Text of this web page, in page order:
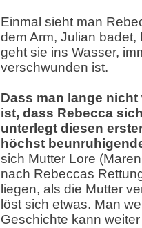
Einmal sieht man
dem Arm, Julian
geht sie ins Wasser,
verschwunden ist.
Dass man lange
ist, dass Rebecca
unterlegt diesen
höchst
sich Mutter Lore
nach Rebeccas
liegen, als die Mutter
löst sich etwas. Man
Geschichte kann